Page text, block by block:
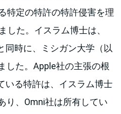
特定の特許の特許侵害を理
した。イスラム博士は、
同時に、ミシガン大学（以
した。Apple社の主張の根
いる特許は、イスラム博士
り、Omni社は所有してい